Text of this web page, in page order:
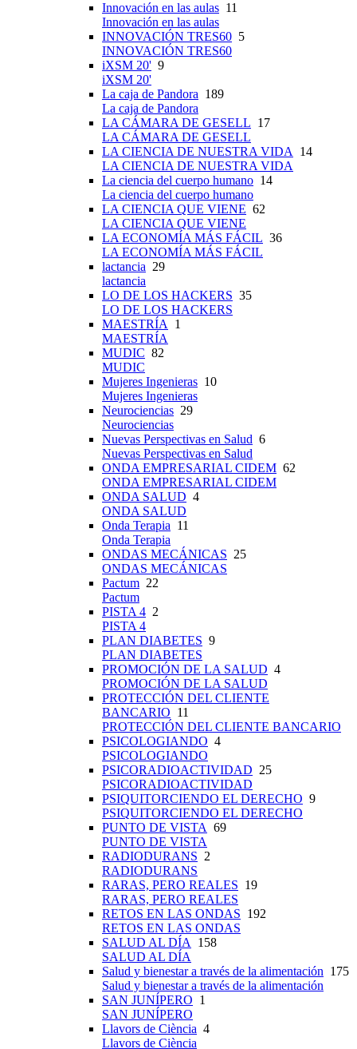
Innovación en las aulas 11
Innovación en las aulas
INNOVACIÓN TRES60 5
INNOVACIÓN TRES60
iXSM 20' 9
iXSM 20'
La caja de Pandora 189
La caja de Pandora
LA CÁMARA DE GESELL 17
LA CÁMARA DE GESELL
LA CIENCIA DE NUESTRA VIDA
14
LA CIENCIA DE NUESTRA VIDA
La ciencia del cuerpo humano 14
La ciencia del cuerpo humano
LA CIENCIA QUE VIENE 62
LA CIENCIA QUE VIENE
LA ECONOMÍA MÁS FÁCIL 36
LA ECONOMÍA MÁS FÁCIL
lactancia 29
lactancia
LO DE LOS HACKERS 35
LO DE LOS HACKERS
MAESTRÍA
1
MAESTRÍA
MUDIC 82
MUDIC
Mujeres Ingenieras 10
Mujeres Ingenieras
Neurociencias 29
Neurociencias
Nuevas Perspectivas en Salud 6
Nuevas Perspectivas en Salud
ONDA EMPRESARIAL CIDEM 62
ONDA EMPRESARIAL CIDEM
ONDA SALUD 4
ONDA SALUD
Onda Terapia 11
Onda Terapia
ONDAS MECÁNICAS 25
ONDAS MECÁNICAS
Pactum 22
Pactum
PISTA 4 2
PISTA 4
PLAN DIABETES 9
PLAN DIABETES
PROMOCIÓN DE LA SALUD 4
PROMOCIÓN DE LA SALUD
PROTECCIÓN DEL CLIENTE
BANCARIO 11
PROTECCIÓN DEL CLIENTE BANCARIO
PSICOLOGIANDO 4
PSICOLOGIANDO
PSICORADIOACTIVIDAD 25
PSICORADIOACTIVIDAD
PSIQUITORCIENDO EL DERECHO 9
PSIQUITORCIENDO EL DERECHO
PUNTO DE VISTA 69
PUNTO DE VISTA
RADIODURANS 2
RADIODURANS
RARAS, PERO REALES 19
RARAS, PERO REALES
RETOS EN LAS ONDAS 192
RETOS EN LAS ONDAS
SALUD AL DÍA
158
SALUD AL DÍA
Salud y bienestar a través de la alimentación 175
Salud y bienestar a través de la alimentación
SAN JUNÍPERO 1
SAN JUNÍPERO
Llavors de Ciència 4
Llavors de Ciència